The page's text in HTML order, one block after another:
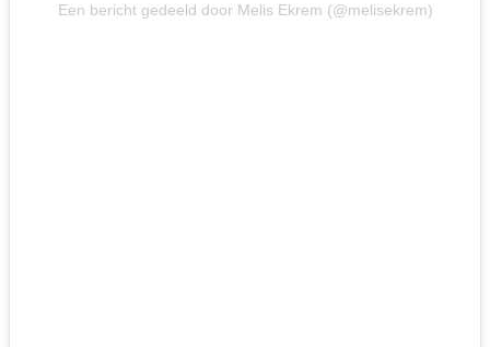
Een bericht gedeeld door Melis Ekrem (@melisekrem)